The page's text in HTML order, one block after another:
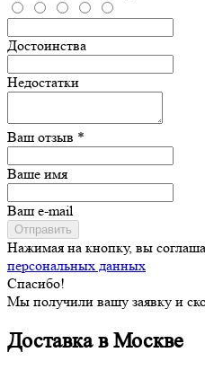
Достоинства
Недостатки
Ваш отзыв *
Ваше имя
Ваш e-mail
Отправить
Нажимая на кнопку, вы
персональных данных
Спасибо!
Мы получили вашу заявку и
Доставка в Москве